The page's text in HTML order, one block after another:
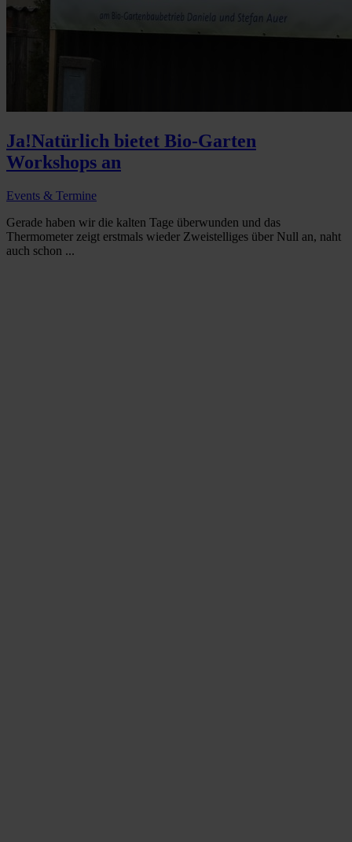
Ja!Natürlich bietet Bio-Garten
Workshops an
Events & Termine
Gerade haben wir die kalten Tage überwunden und das
Thermometer zeigt erstmals wieder Zweistelliges über Null an, naht
auch schon ...